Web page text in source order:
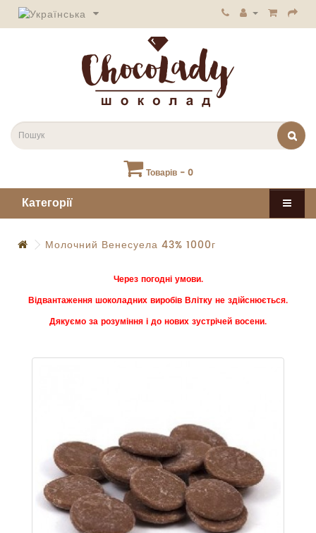
Товарів - 0
Категорії
Молочний Венесуела 43% 1000г
Через погодні умови.
Відвантаження шоколадних виробів Влітку не здійснюється.
Дякуємо за розуміння і до нових зустрічей восени.